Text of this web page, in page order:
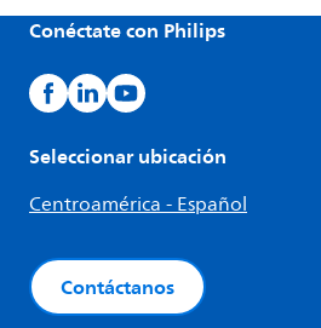
Conéctate con Philips
Seleccionar ubicación
Centroamérica - Español
Contáctanos